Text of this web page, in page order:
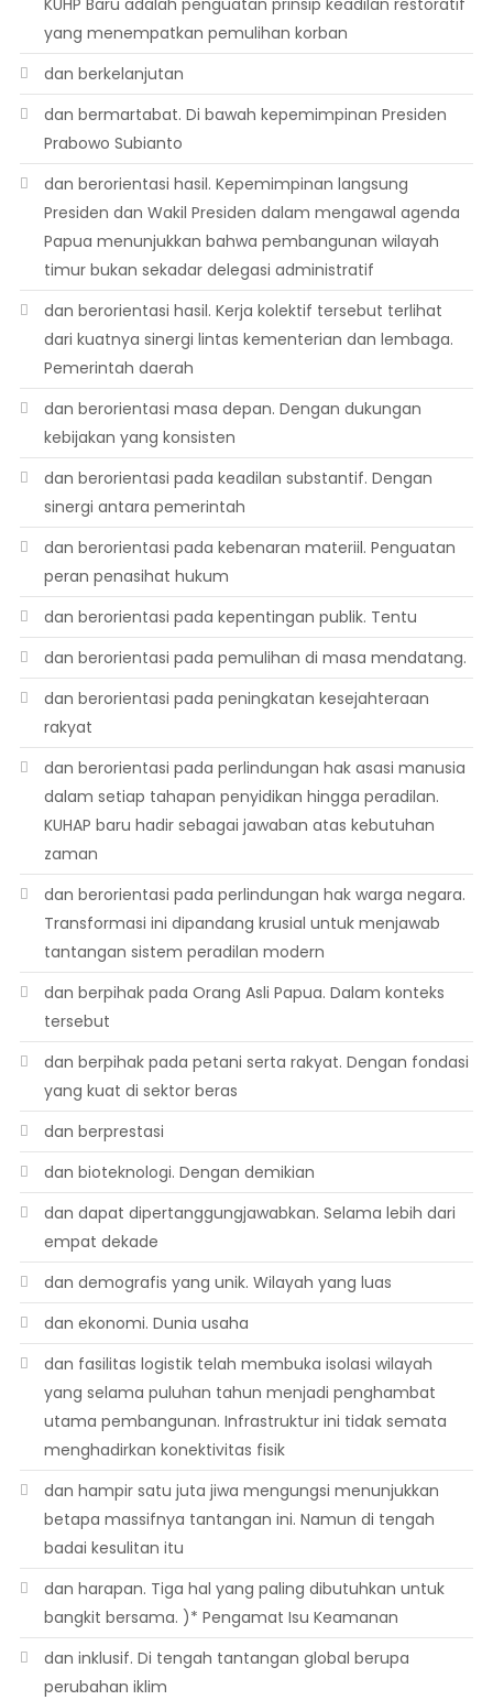
KUHP Baru adalah penguatan prinsip keadilan restoratif
yang menempatkan pemulihan korban
dan berkelanjutan
dan bermartabat. Di bawah kepemimpinan Presiden
Prabowo Subianto
dan berorientasi hasil. Kepemimpinan langsung
Presiden dan Wakil Presiden dalam mengawal agenda
Papua menunjukkan bahwa pembangunan wilayah
timur bukan sekadar delegasi administratif
dan berorientasi hasil. Kerja kolektif tersebut terlihat
dari kuatnya sinergi lintas kementerian dan lembaga.
Pemerintah daerah
dan berorientasi masa depan. Dengan dukungan
kebijakan yang konsisten
dan berorientasi pada keadilan substantif. Dengan
sinergi antara pemerintah
dan berorientasi pada kebenaran materiil. Penguatan
peran penasihat hukum
dan berorientasi pada kepentingan publik. Tentu
dan berorientasi pada pemulihan di masa mendatang.
dan berorientasi pada peningkatan kesejahteraan
rakyat
dan berorientasi pada perlindungan hak asasi manusia
dalam setiap tahapan penyidikan hingga peradilan.
KUHAP baru hadir sebagai jawaban atas kebutuhan
zaman
dan berorientasi pada perlindungan hak warga negara.
Transformasi ini dipandang krusial untuk menjawab
tantangan sistem peradilan modern
dan berpihak pada Orang Asli Papua. Dalam konteks
tersebut
dan berpihak pada petani serta rakyat. Dengan fondasi
yang kuat di sektor beras
dan berprestasi
dan bioteknologi. Dengan demikian
dan dapat dipertanggungjawabkan. Selama lebih dari
empat dekade
dan demografis yang unik. Wilayah yang luas
dan ekonomi. Dunia usaha
dan fasilitas logistik telah membuka isolasi wilayah
yang selama puluhan tahun menjadi penghambat
utama pembangunan. Infrastruktur ini tidak semata
menghadirkan konektivitas fisik
dan hampir satu juta jiwa mengungsi menunjukkan
betapa massifnya tantangan ini. Namun di tengah
badai kesulitan itu
dan harapan. Tiga hal yang paling dibutuhkan untuk
bangkit bersama. )* Pengamat Isu Keamanan
dan inklusif. Di tengah tantangan global berupa
perubahan iklim